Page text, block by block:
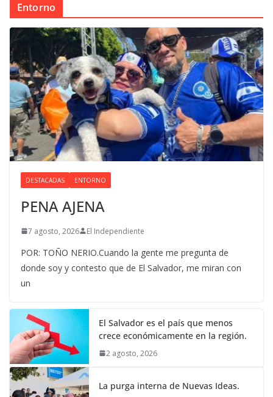
Entorno
DESTACADAS ENTORNO
PENA AJENA
7 agosto, 2026 El Independiente
POR: TOÑO NERIO.Cuando la gente me pregunta de
donde soy y contesto que de El Salvador, me miran con
un
El Salvador es el país que menos
crece económicamente en la región.
2 agosto, 2026
La purga interna de Nuevas Ideas.